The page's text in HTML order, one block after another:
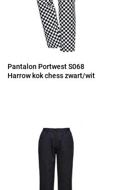
Pantalon Portwest S068
Harrow kok chess zwart/wit